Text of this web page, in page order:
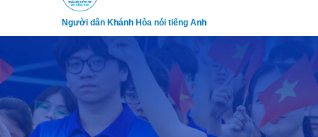
Người dân Khánh Hòa nói tiếng Anh